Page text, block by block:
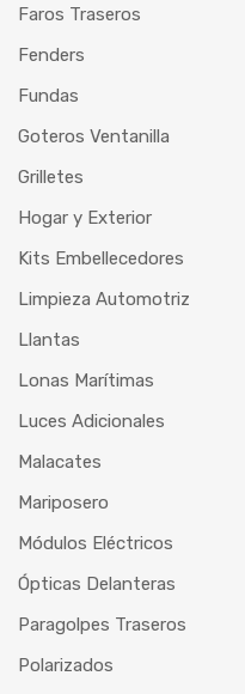
Faros Traseros
Fenders
Fundas
Goteros Ventanilla
Grilletes
Hogar y Exterior
Kits Embellecedores
Limpieza Automotriz
Llantas
Lonas Marítimas
Luces Adicionales
Malacates
Mariposero
Módulos Eléctricos
Ópticas Delanteras
Paragolpes Traseros
Polarizados